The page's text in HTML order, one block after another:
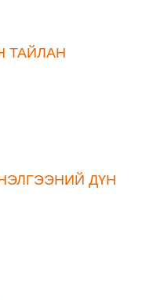
ТАЙЛАН
ДҮН